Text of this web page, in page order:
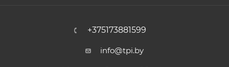
+375173881599
info@tpi.by